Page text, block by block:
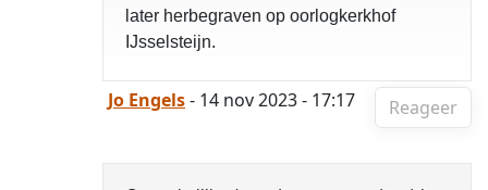
later herbegraven op oorlogkerkhof
IJsselsteijn.
Reageer
Jo Engels- 14 nov 2023 - 17:17